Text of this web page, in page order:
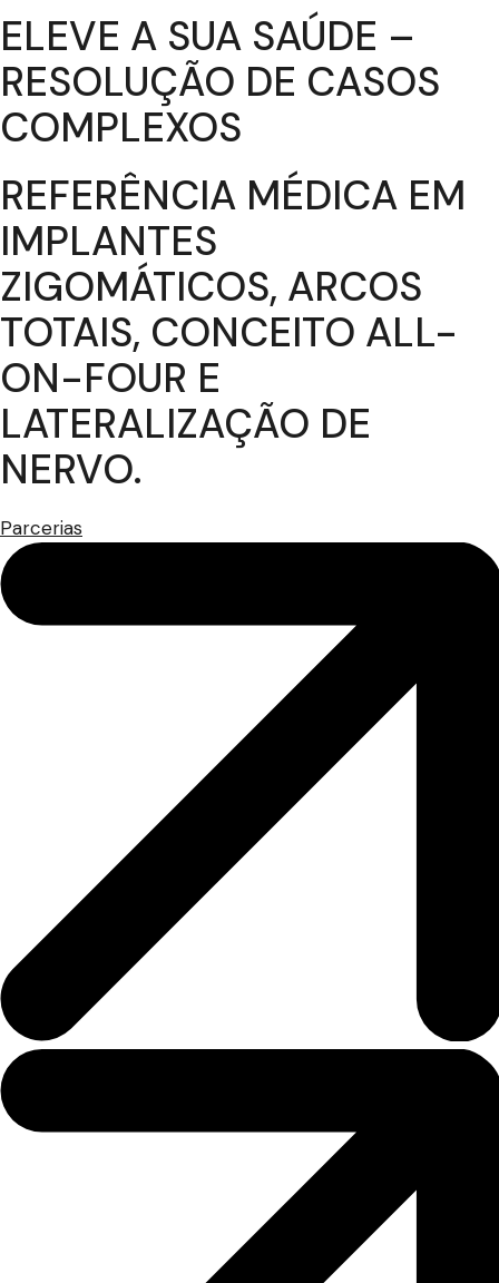
ELEVE A SUA SAÚDE –
RESOLUÇÃO DE CASOS
COMPLEXOS
REFERÊNCIA MÉDICA EM
IMPLANTES
ZIGOMÁTICOS, ARCOS
TOTAIS, CONCEITO ALL-
ON-FOUR E
LATERALIZAÇÃO DE
NERVO.
Parcerias